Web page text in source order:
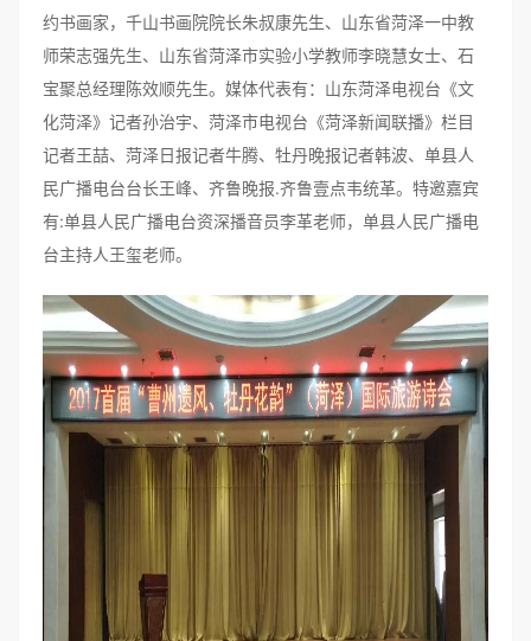
约书画家，千山书画院院长朱叔康先生、山东省菏泽一中教
师荣志强先生、山东省菏泽市实验小学教师李晓慧女士、石
宝聚总经理陈效顺先生。媒体代表有：山东菏泽电视台《文
化菏泽》记者孙治宇、菏泽市电视台《菏泽新闻联播》栏目
记者王喆、菏泽日报记者牛腾、牡丹晚报记者韩波、单县人
民广播电台台长王峰、齐鲁晚报.齐鲁壹点韦统革。特邀嘉宾
有:单县人民广播电台资深播音员李革老师，单县人民广播电
台主持人王玺老师。